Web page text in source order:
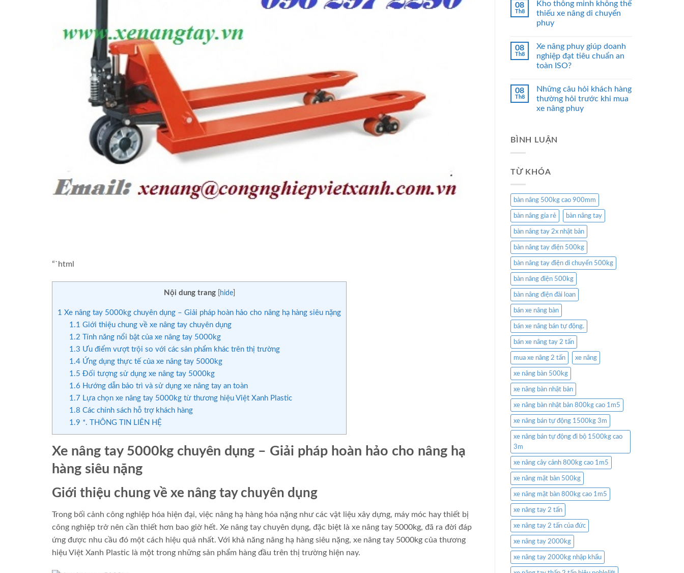
“`html
Nội dung trang hide]
1 Xe nâng tay 5000kg chuyên dụng – Giải pháp hoàn hảo cho nâng hạ hàng siêu nặng
1.1 Giới thiệu chung về xe nâng tay chuyên dụng
1.2 Tính năng nổi bật của xe nâng tay 5000kg
1.3 Ưu điểm vượt trội so với các sản phẩm khác trên thị trường
1.4Ứng dụng thực tế của xe nâng tay 5000kg
1.5 Đối tượng sử dụng xe nâng tay 5000kg
1.6 Hướng dẫn bảo trì và sử dụng xe nâng tay an toàn
1.7 Lựa chọn xe nâng tay 5000kg từ thương hiệu Việt Xanh Plastic
1.8 Các chính sách hỗ trợ khách hàng
1.9 *. THÔNG TIN LIÊN HỆ
Xe nâng tay 5000kg chuyên dụng – Giải pháp hoàn hảo cho nâng hạ
hàng siêu nặng
Giới thiệu chung về xe nâng tay chuyên dụng
Trong bối cảnh công nghiệp hóa hiện đại, việc nâng hạ hàng hóa nặng như các vật liệu xây dựng, máy móc hay thiết bị
công nghiệp trở nên cần thiết hơn bao giờ hết. Xe nâng tay chuyên dụng, đặc biệt là xe nâng tay 5000kg, đã ra đời đáp
ứng được nhu cầu đó một cách hiệu quả nhất. Với khả năng nâng hạ hàng siêu nặng, xe nâng tay 5000kg của thương
hiệu Việt Xanh Plastic là một trong những sản phẩm hàng đầu trên thị trường hiện nay.
08
Th8
Kho thông minh không thể
thiếu xe nâng di chuyển
phuy
08
Th8
Xe nâng phuy giúp doanh
nghiệp đạt tiêu chuẩn an
toàn ISO?
08
Th8
Những câu hỏi khách hàng
thường hỏi trước khi mua
xe nâng phuy
BÌNH LUẬN
TỪ KHÓA
bàn nâng 500kg cao 900mm
bàn nâng gía rẻ bàn nâng tay
bàn nâng tay 2x nhật bản
bàn nâng tay điện 500kg
bàn nâng tay điện di chuyển 500kg
bàn nâng điện 500kg
bàn nâng điện đài loan
bán xe nâng bàn
bán xe nâng bán tự động.
bán xe nâng tay 2 tấn
mua xe nâng 2 tấn xe nâng
xe nâng bàn 500kg
xe nâng bàn nhật bản
xe nâng bàn nhật bản 800kg cao 1m5
xe nâng bán tự động 1500kg 3m
xe nâng bán tự động đi bộ 1500kg cao
3m
xe nâng cây cảnh 800kg cao 1m5
xe nâng mặt bàn 500kg
xe nâng mặt bàn 800kg cao 1m5
xe nâng tay 2 tấn
xe nâng tay 2 tấn của đức
xe nâng tay 2000kg
xe nâng tay 2000kg nhập khẩu